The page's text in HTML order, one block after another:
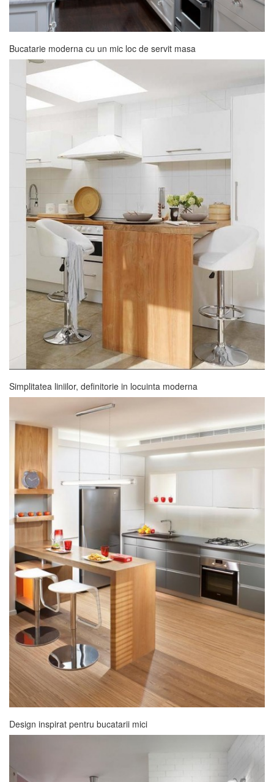
Bucatarie moderna cu un mic loc de servit masa
Simplitatea liniilor, definitorie in locuinta moderna
Design inspirat pentru bucatarii mici